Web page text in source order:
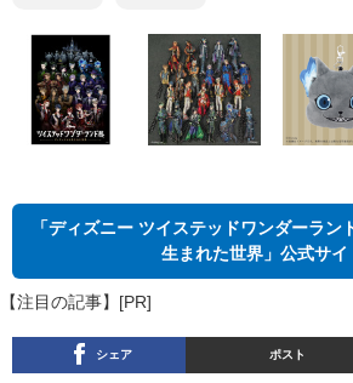
「ディズニー ツイステッドワンダーラン
生まれた世界」公式サイ
【注目の記事】[PR]
シェア ポスト